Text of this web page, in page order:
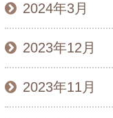
2024年3月
2023年12月
2023年11月